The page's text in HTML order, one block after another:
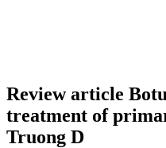
Review article
treatment of
Truong D